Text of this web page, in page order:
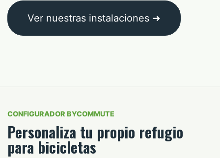
Ver nuestras instalaciones ➜
CONFIGURADOR BYCOMMUTE
Personaliza tu propio refugio
para bicicletas